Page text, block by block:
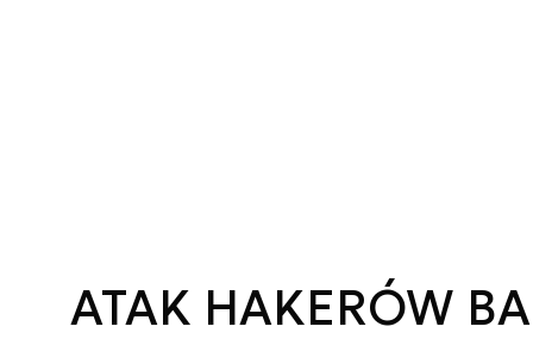
ATAK HAKERÓW